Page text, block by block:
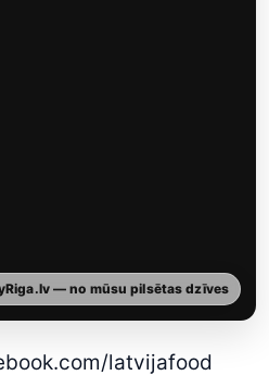
— no mūsu pilsētas dzīves
latvijafood